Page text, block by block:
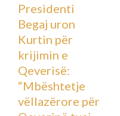
Presidenti
Begaj uron
Kurtin për
krijimin e
Qeverisë:
“Mbështetje
vëllazërore për